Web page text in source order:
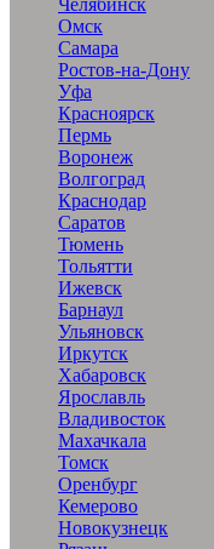
Челябинск
Омск
Самара
Ростов-на-Дону
Уфа
Красноярск
Пермь
Воронеж
Волгоград
Краснодар
Саратов
Тюмень
Тольятти
Ижевск
Барнаул
Ульяновск
Иркутск
Хабаровск
Ярославль
Владивосток
Махачкала
Томск
Оренбург
Кемерово
Новокузнецк